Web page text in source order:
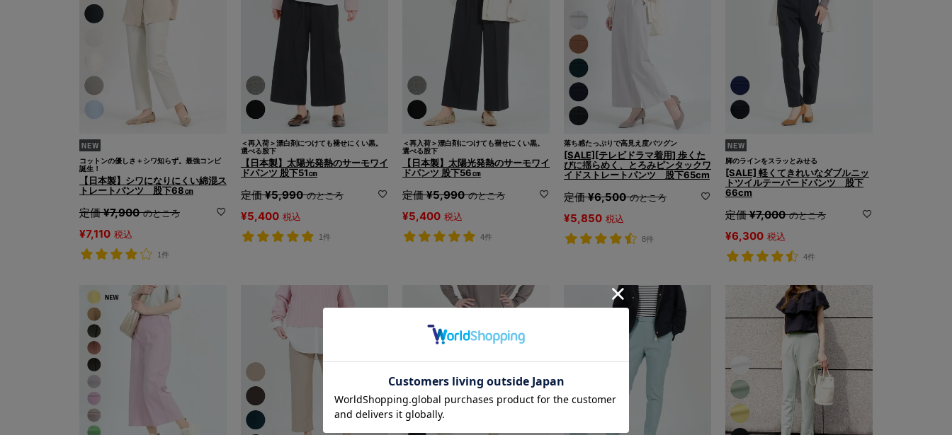
コットンの優しさ＋シワ知らず。最強コンビ
誕生！
【日本製】シワになりにくい綿混ス
トレートパンツ 股下68㎝
定価 ¥7,900 のところ
¥7,110 税込
1件
＜再入荷＞漂白剤につけても褪せにくい黒。
選べる股下
【日本製】太陽光発熱のサーモワイ
ドパンツ 股下51㎝
定価 ¥5,990 のところ
¥5,400 税込
1件
＜再入荷＞漂白剤につけても褪せにくい黒。
選べる股下
【日本製】太陽光発熱のサーモワイ
ドパンツ 股下56㎝
定価 ¥5,990 のところ
¥5,400 税込
4件
落ち感たっぷりで高見え度バツグン
[SALE][テレビドラマ着用] 歩くた
びに揺らめく、とろみピンタックワ
イドストレートパンツ 股下65cm
定価 ¥6,500 のところ
¥5,850 税込
8件
脚のラインをスラッとみせる
[SALE] 軽くてきれいなダブルニッ
トツイルテーパードパンツ 股下
66cm
定価 ¥7,000 のところ
¥6,300 税込
4件